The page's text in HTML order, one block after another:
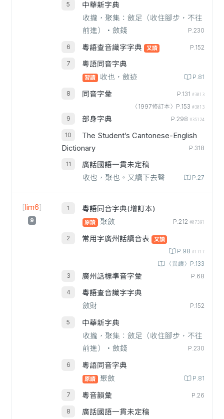
中華新字典
收攏，聚集：斂足（收住腳步，不往
前進）‧斂錢
P.230
粵語查音識字字典 又讀 P.152
粵語同音字典
習讀 收也，斂迹 P.81
同音字彙 P.131 #3013
〈1997修訂本〉P.153 #3013
部身字典 P.298 #35124
The Student’s Cantonese-English
Dictionary
P.318
廣話國語一貫未定稿
收也，聚也。又讀下去聲
P.27
[lim6]
9
粵語同音字典(增訂本)
原讀 聚斂 P.212 #07391
常用字廣州話讀音表 又讀
P.98 #1717
〈異讀〉P.133
廣州話標準音字彙 P.68
粵語查音識字字典
斂財
P.152
中華新字典
收攏，聚集：斂足（收住腳步，不往
前進）‧斂錢
P.230
粵語同音字典
原讀 聚斂 P.81
粵音韻彙 P.26
廣話國語一貫未定稿